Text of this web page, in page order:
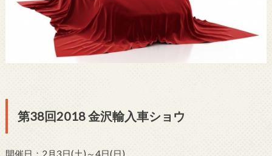
第38回2018 金沢輸入車ショウ
開催日：2月3日(土)～4日(日)